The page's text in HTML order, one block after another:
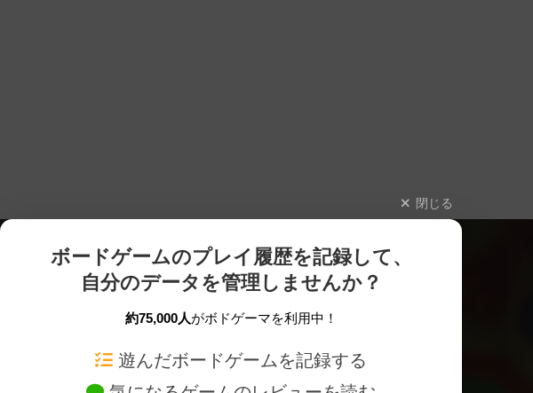
閉じる
ボードゲームのプレイ履歴を記録して、
自分のデータを管理しませんか？
約75,000人がボドゲーマを利用中！
遊んだボードゲームを記録する